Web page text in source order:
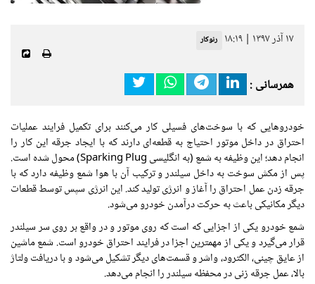
۱۷ آذر ۱۳۹۷ | ۱۸:۱۹ رنوکار
همرسانی :
خودروهایی که با سوخت‌های فسیلی کار می‌کنند برای تکمیل فرایند عملیات
احتراق در داخل موتوراحتیاج به قطعه‌ای دارند که با ایجاد جرقه این کار را
انجام دهد؛ این وظیفه به شمع (به انگلیسی Sparking Plug) محول شده است.
پس از مکش سوخت به داخل سیلندر و ترکیب آن با هوا شمع وظیفه دارد که با
جرقه زدن عمل احتراقرا آغاز و انرژی تولید کند. این انرژی سپس توسط قطعات
دیگر مکانیکی باعث به حرکتدرآمدنخودرو می‌شود.
شمعخودرو یکیاز اجزایی که است که روی موتور ودر واقعبر رویسرسیلندر
قرارمی‌گیرد و یکی از مهمترین اجزا در فراینداحتراقخودرو است. شمع ماشین
از عایق چینی، الکترود،واشرو قسمت‌های دیگر تشکیل می‌شود و با دریافت ولتاژ
بالا، عملجرقه زنیدر محفظه سیلندر را انجام می‌دهد.